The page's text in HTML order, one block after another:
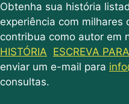
Obtenha sua história
experiência com milhares
contribua como autor em
HISTÓRIA ESCREVA
enviar um e-mail para
consultas.